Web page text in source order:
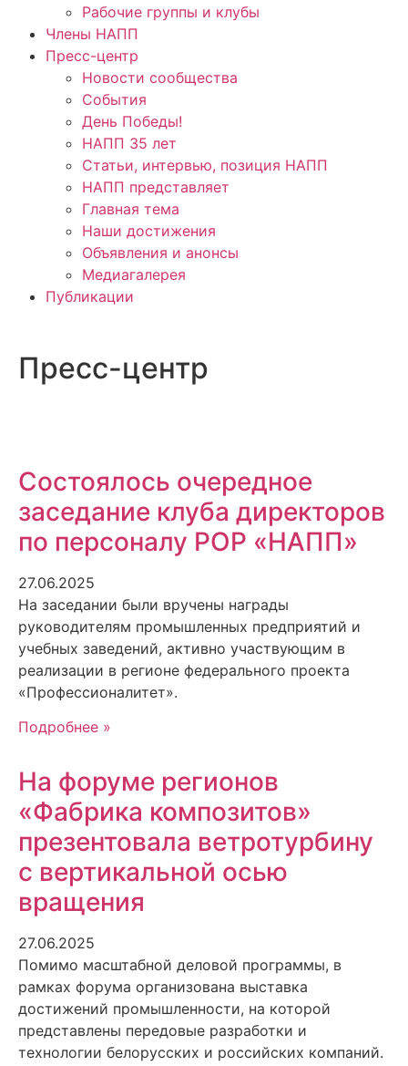
Рабочие группы и клубы
Члены НАПП
Пресс-центр
Новости сообщества
События
День Победы!
НАПП 35 лет
Статьи, интервью, позиция НАПП
НАПП представляет
Главная тема
Наши достижения
Объявления и анонсы
Медиагалерея
Публикации
Пресс-центр
Состоялось очередное
заседание клуба директоров
по персоналу РОР «НАПП»
27.06.2025
На заседании были вручены награды
руководителям промышленных предприятий и
учебных заведений, активно участвующим в
реализации в регионе федерального проекта
«Профессионалитет».
Подробнее »
На форуме регионов
«Фабрика композитов»
презентовала ветротурбину
с вертикальной осью
вращения
27.06.2025
Помимо масштабной деловой программы, в
рамках форума организована выставка
достижений промышленности, на которой
представлены передовые разработки и
технологии белорусских и российских компаний.